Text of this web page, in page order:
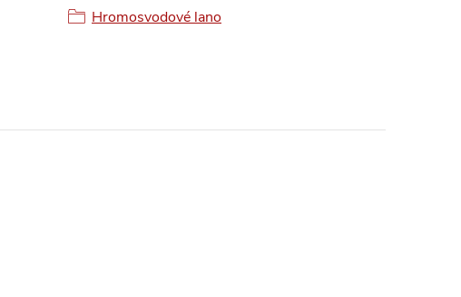
Hromosvodové lano